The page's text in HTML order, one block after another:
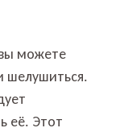
можете
шелушиться.
её. Этот